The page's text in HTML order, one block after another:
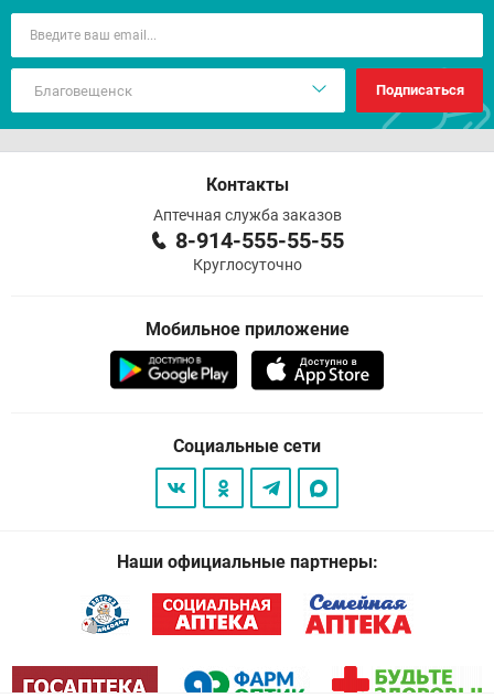
Подписаться
Контакты
Аптечная служба заказов
8-914-555-55-55
Круглосуточно
Мобильное приложение
Социальные сети
Наши официальные партнеры: